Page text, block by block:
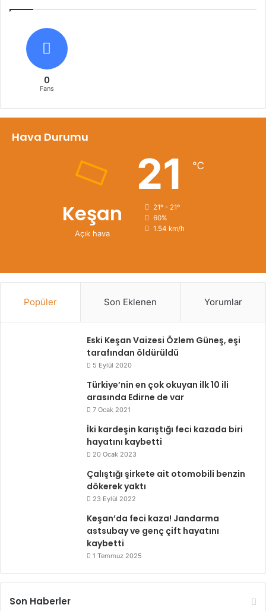
0
Fans
Hava Durumu
Keşan
Açık hava
21 ℃
21º - 21º
60%
1.54 km/h
Popüler Son Eklenen Yorumlar
Eski Keşan Vaizesi Özlem Güneş, eşi
tarafından öldürüldü
5 Eylül 2020
Türkiye’nin en çok okuyan ilk 10 ili
arasında Edirne de var
7 Ocak 2021
İki kardeşin karıştığı feci kazada biri
hayatını kaybetti
20 Ocak 2023
Çalıştığı şirkete ait otomobili benzin
dökerek yaktı
23 Eylül 2022
Keşan’da feci kaza! Jandarma
astsubay ve genç çift hayatını
kaybetti
1 Temmuz 2025
Son Haberler